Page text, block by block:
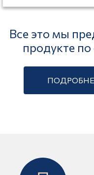
Все это мы
продукте